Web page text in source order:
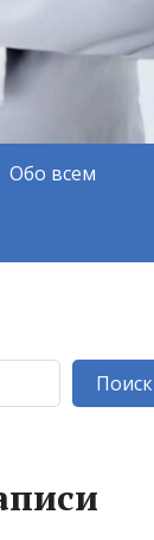
Обо всем
Поиск